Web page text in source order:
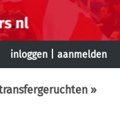
inloggen aanmelden
»